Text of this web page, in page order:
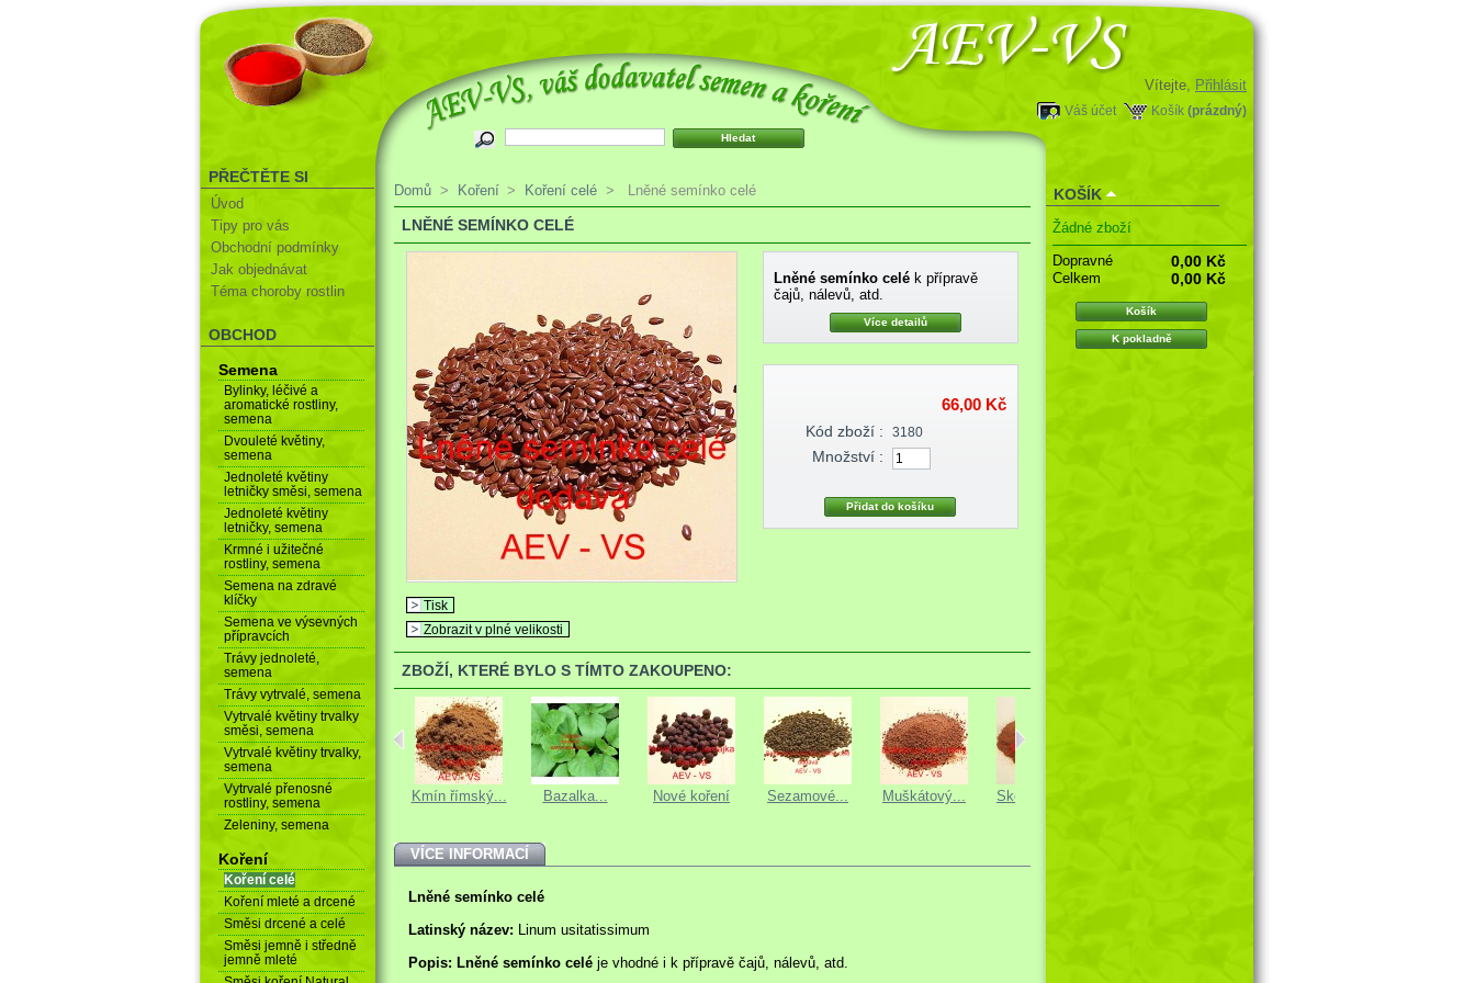
Vítejte, Přihlásit
Košík (prázdný)
Váš účet
PŘEČTĚTE SI
Úvod
Tipy pro vás
Obchodní podmínky
Jak objednávat
Téma choroby rostlin
OBCHOD
Semena
Bylinky, léčivé a
aromatické rostliny,
semena
Dvouleté květiny,
semena
Jednoleté květiny
letničky směsi, semena
Jednoleté květiny
letničky, semena
Krmné i užitečné
rostliny, semena
Semena na zdravé
klíčky
Semena ve výsevných
přípravcích
Trávy jednoleté,
semena
Trávy vytrvalé, semena
Vytrvalé květiny trvalky
směsi, semena
Vytrvalé květiny trvalky,
semena
Vytrvalé přenosné
rostliny, semena
Zeleniny, semena
Koření
Koření celé
Koření mleté a drcené
Směsi drcené a celé
Směsi jemně i středně
jemně mleté
Domů > Koření > Koření celé > Lněné semínko celé
LNĚNÉ SEMÍNKO CELÉ
Tisk
Zobrazit v plné velikosti
Lněné semínko celék přípravě
čajů, nálevů, atd.
Více detailů
66,00 Kč
Kód zboží : 3180
Množství :
ZBOŽÍ, KTERÉ BYLO S TÍMTO ZAKOUPENO:
Rozmarýn
řezaný
Kardamon mletý Kmín římský... Bazalka... Nové koření Sezamové... Muškátový... Skořice mletá
VÍCE INFORMACÍ
Lněné semínko celé
Latinský název: Linum usitatissimum
Popis: Lněné semínko celé je vhodné i k přípravě čajů, nálevů, atd.
KOŠÍK
Žádné zboží
Dopravné
0,00 Kč
Celkem 0,00 Kč
Košík
K pokladně